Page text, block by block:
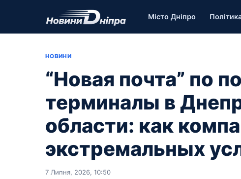
Місто Дніпро
НОВИНИ
“Новая почта” по
терминалы в
области: как
экстремальных
7 Липня, 2026, 10:50